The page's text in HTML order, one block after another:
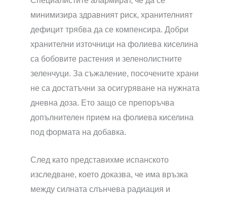
минимизира здравният риск, хранителният
дефицит трябва да се компенсира. Добри
хранителни източници на фолиева киселина
са бобовите растения и зеленолистните
зеленчуци. За съжаление, посочените храни
не са достатъчни за осигуряване на нужната
дневна доза. Ето защо се препоръчва
допълнителен прием на фолиева киселина
под формата на добавка.
След като представихме испанското
изследване, което доказва, че има връзка
между силната слънчева радиация и